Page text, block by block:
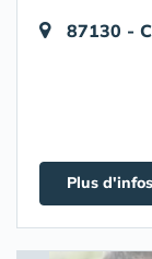
87130 -
Plus d'infos